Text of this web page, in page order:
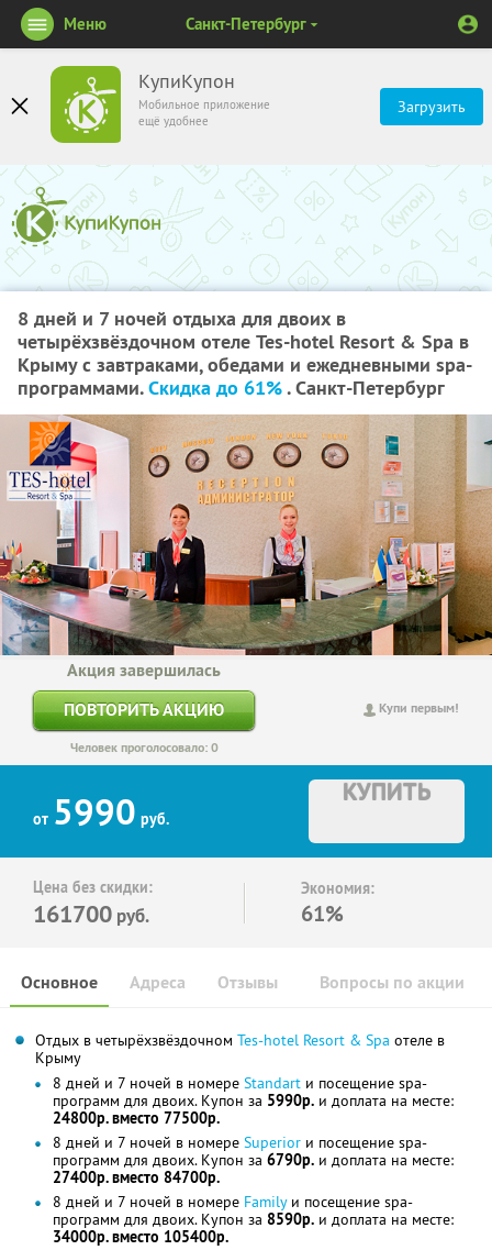
КупиКупон
Мобильное приложение
ещё удобнее
Загрузить
Меню Санкт-Петербург
8 дней и 7 ночей отдыха для двоих в
четырёхзвёздочном отеле Tes-hotel Resort & Spa в
Крыму с завтраками, обедами и ежедневными spa-
программами.Скидка до 61%. Санкт-Петербург
Купи первым!
Акция завершилась
ПОВТОРИТЬ АКЦИЮ
Человек проголосовало: 0
от 5990 руб.
КУПИТЬ
Цена без скидки:
161700 руб.
Экономия:
61%
Основное Отзывы Вопросы по акции
Адреса
Отдых в четырёхзвёздочном Tes-hotel Resort & Spa отеле в
Крыму
8 дней и 7 ночей в номере Standart и посещение spa-
программ для двоих. Купон за 5990р. и доплата на месте:
24800р. вместо 77500р.
8 дней и 7 ночей в номере Superior и посещение spa-
программ для двоих. Купон за 6790р. и доплата на месте:
27400р. вместо 84700р.
8 дней и 7 ночей в номере Familyи посещение spa-
программ для двоих. Купон за 8590р. и доплата на месте:
34000р. вместо 105400р.